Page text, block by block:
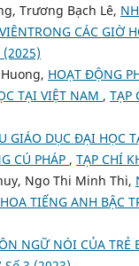
Trương Bạch Lê,
CÁC GIỜ
(2025)
HOẠT ĐỘNG
TẠI VIỆT NAM , TẠP
GIÁO DỤC ĐẠI HỌC
CÚ PHÁP , TẠP CHÍ
Ngo Thi Minh Thi,
TIẾNG ANH BẬC
NGỮ NÓI CỦA TRẺ